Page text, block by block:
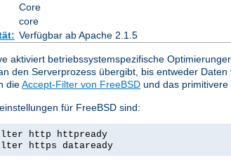
Core
core
Verfügbar ab Apache 2.1.5
aktiviert betriebssystemspezifische
den Serverprozess übergibt, bis entweder
dieAccept-Filter von FreeBSD und das primitivere
für FreeBSD sind:
http httpready
https dataready